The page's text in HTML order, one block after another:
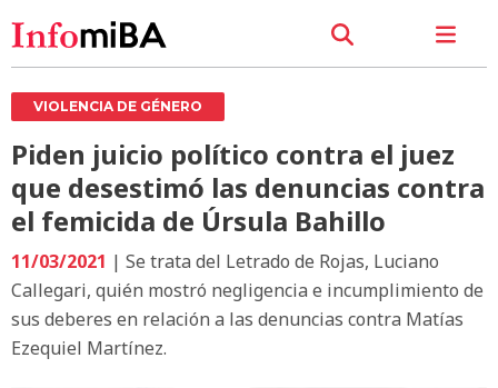
VIOLENCIA DE GÉNERO
Piden juicio político contra el juez
que desestimó las denuncias contra
el femicida de Úrsula Bahillo
11/03/2021 | Se trata del Letrado de Rojas, Luciano
Callegari, quién mostró negligencia e incumplimiento de
sus deberes en relación a las denuncias contra Matías
Ezequiel Martínez.